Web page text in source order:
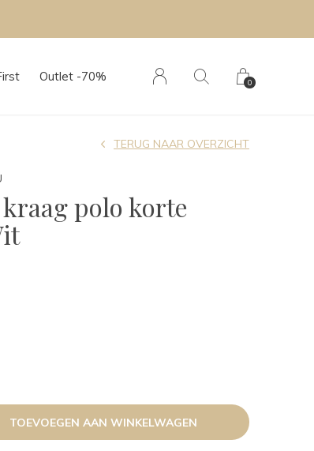
Outlet -70% 0
polo korte
TERUG NAAR OVERZICHT
TOEVOEGEN AAN WINKELWAGEN